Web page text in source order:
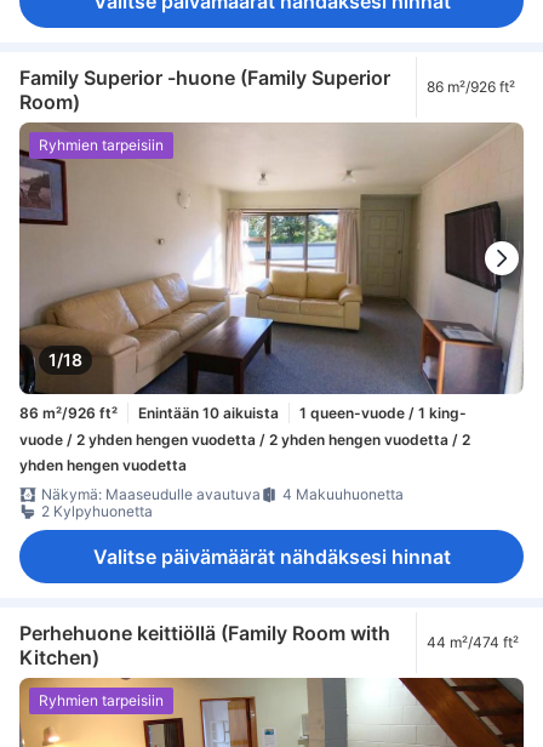
Family Superior -huone (Family Superior
Room)
86 m²/926 ft²
1/18
Ryhmien tarpeisiin
86 m²/926 ft² Enintään 10 aikuista
1 queen-vuode / 1 king-
vuode / 2 yhden hengen vuodetta / 2 yhden hengen vuodetta / 2
yhden hengen vuodetta
Näkymä: Maaseudulle avautuva
4 Makuuhuonetta
2 Kylpyhuonetta
Valitse päivämäärät nähdäksesi hinnat
Perhehuone keittiöllä (Family Room with
Kitchen)
44 m²/474 ft²
Ryhmien tarpeisiin